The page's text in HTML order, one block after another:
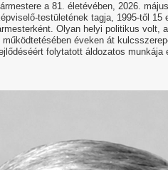
a 81. életévében, 2026.
testületének tagja, 1995-től
Olyan helyi politikus volt,
éveken át
folytatott áldozatos munkája